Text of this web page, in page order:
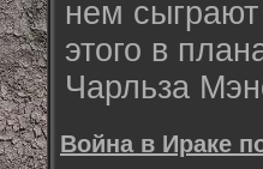
нем
этого в
Чарльза
Война в Ираке